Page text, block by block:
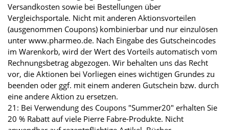
Versandkosten sowie bei Bestellungen über
Vergleichsportale. Nicht mit anderen Aktionsvorteilen
(ausgenommen Coupons) kombinierbar und nur einzulösen
unter www.pharmeo.de. Nach Eingabe des Gutscheincodes
im Warenkorb, wird der Wert des Vorteils automatisch vom
Rechnungsbetrag abgezogen. Wir behalten uns das Recht
vor, die Aktionen bei Vorliegen eines wichtigen Grundes zu
beenden oder ggf. mit einem anderen Gutschein bzw. durch
eine andere Aktion zu ersetzen.
21: Bei Verwendung des Coupons "Summer20" erhalten Sie
20 % Rabatt auf viele Pierre Fabre-Produkte. Nicht